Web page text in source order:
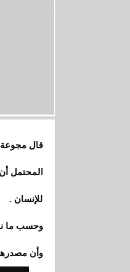
قال
المحتمل
للإنسان .
وحسب ما
وأن